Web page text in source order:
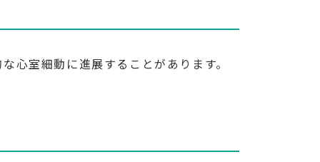
心室細動に進展することがあります。